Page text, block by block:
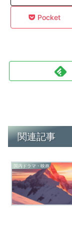
Pocket
関連記事
国内ドラマ・映画